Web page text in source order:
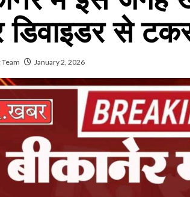
डिवाइडर से
Team January 2, 2026